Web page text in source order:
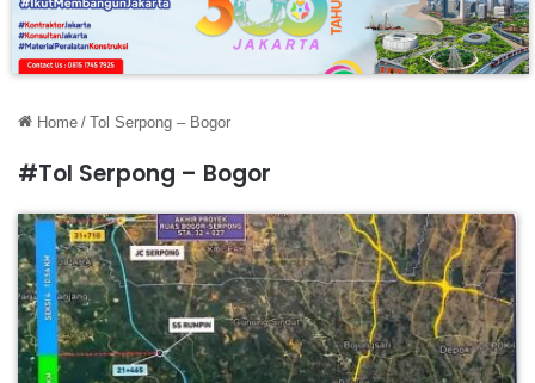
Home / Tol Serpong – Bogor
#Tol Serpong – Bogor